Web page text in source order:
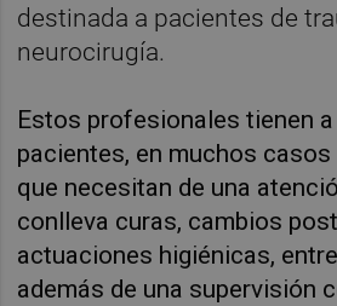
destinada a pacientes de
neurocirugía.
Estos profesionales tienen
pacientes, en muchos
que necesitan de una
conlleva curas, cambios
actuaciones higiénicas,
además de una supervisión